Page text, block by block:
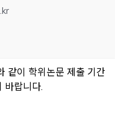
같이 학위논문 제출 기간
바랍니다.